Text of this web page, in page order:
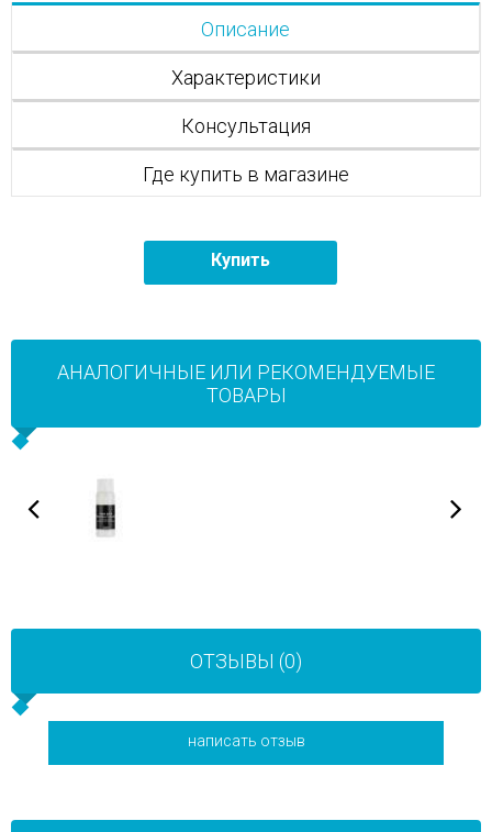
Описание
Характеристики
Консультация
Где купить в магазине
Купить
АНАЛОГИЧНЫЕ ИЛИ РЕКОМЕНДУЕМЫЕ
ТОВАРЫ
ОТЗЫВЫ (0)
написать отзыв